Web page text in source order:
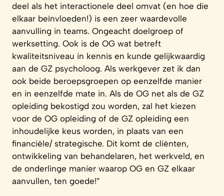
deel als het interactionele deel omvat (en hoe die
elkaar beïnvloeden!) is een zeer waardevolle
aanvulling in teams. Ongeacht doelgroep of
werksetting. Ook is de OG wat betreft
kwaliteitsniveau in kennis en kunde gelijkwaardig
aan de GZ psycholoog. Als werkgever zet ik dan
ook beide beroepsgroepen op eenzelfde manier
en in eenzelfde mate in. Als de OG net als de GZ
opleiding bekostigd zou worden, zal het kiezen
voor de OG opleiding of de GZ opleiding een
inhoudelijke keus worden, in plaats van een
financiële/ strategische. Dit komt de cliënten,
ontwikkeling van behandelaren, het werkveld, en
de onderlinge manier waarop OG en GZ elkaar
aanvullen, ten goede!”